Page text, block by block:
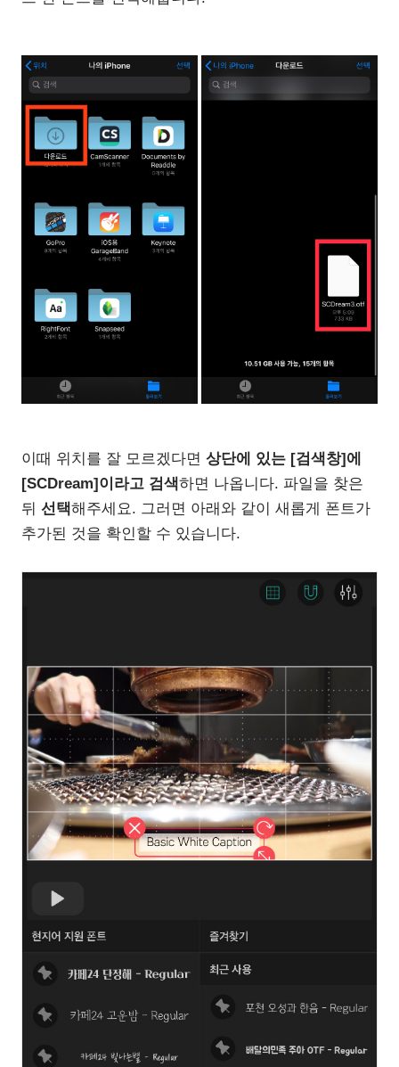
이때 위치를 잘 모르겠다면 상단에 있는 [검색창]에
[SCDream]이라고 검색하면 나옵니다. 파일을 찾은
뒤 선택해주세요. 그러면 아래와 같이 새롭게 폰트가
추가된 것을 확인할 수 있습니다.